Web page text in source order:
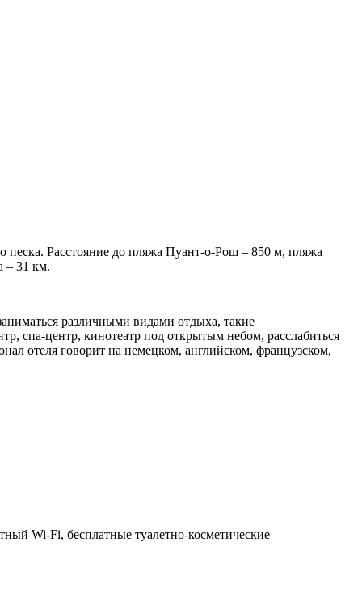
песка. Расстояние до пляжа Пуант-о-Рош – 850 м, пляжа
– 31 км.
различными видами отдыха, такие
спа-центр, кинотеатр под открытым небом, расслабиться
отеля говорит на немецком, английском, французском,
Wi-Fi, бесплатные туалетно-косметические